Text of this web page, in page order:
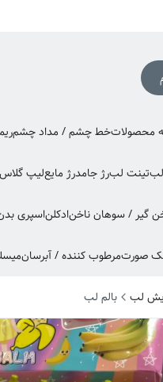
محصولاتخط چشم / مداد چشم
تینت لبرژ جامدرژ مایعلیپ گلاس
گیر / سوهان ناخنادکلناسپری
صورتمرطوب کننده / آبرسان
لب بالم لب